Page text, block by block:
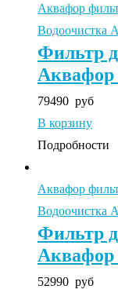
Аквафор
Водоочистка
Фильтр
Аквафор
79490 руб
В корзину
Подробности
Аквафор
Водоочистка
Фильтр
Аквафор
52990 руб